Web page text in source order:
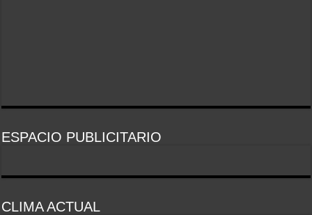
ESPACIO PUBLICITARIO
CLIMA ACTUAL